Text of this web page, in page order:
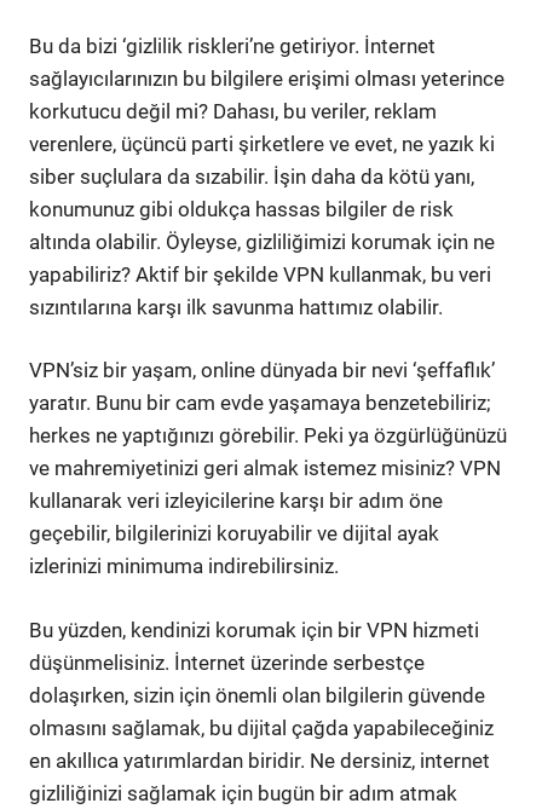
Bu da bizi ‘gizlilik riskleri’ne getiriyor. İnternet
sağlayıcılarınızın bu bilgilere erişimi olması yeterince
korkutucu değil mi? Dahası, bu veriler, reklam
verenlere, üçüncü parti şirketlere ve evet, ne yazık ki
siber suçlulara da sızabilir. İşin daha da kötü yanı,
konumunuz gibi oldukça hassas bilgiler de risk
altında olabilir. Öyleyse, gizliliğimizi korumak için ne
yapabiliriz? Aktif bir şekilde VPN kullanmak, bu veri
sızıntılarına karşı ilk savunma hattımız olabilir.
VPN’siz bir yaşam, online dünyada bir nevi ‘şeffaflık’
yaratır. Bunu bir cam evde yaşamaya benzetebiliriz;
herkes ne yaptığınızı görebilir. Peki ya özgürlüğünüzü
ve mahremiyetinizi geri almak istemez misiniz? VPN
kullanarak veri izleyicilerine karşı bir adım öne
geçebilir, bilgilerinizi koruyabilir ve dijital ayak
izlerinizi minimuma indirebilirsiniz.
Bu yüzden, kendinizi korumak için bir VPN hizmeti
düşünmelisiniz. İnternet üzerinde serbestçe
dolaşırken, sizin için önemli olan bilgilerin güvende
olmasını sağlamak, bu dijital çağda yapabileceğiniz
en akıllıca yatırımlardan biridir. Ne dersiniz, internet
gizliliğinizi sağlamak için bugün bir adım atmak